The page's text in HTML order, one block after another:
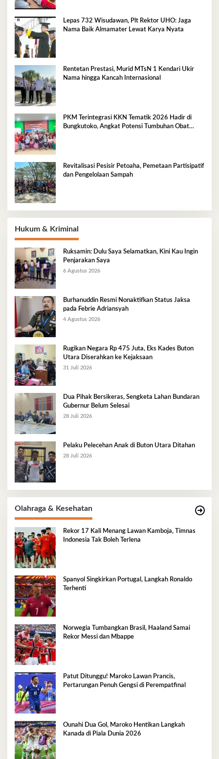
Lepas 732 Wisudawan, Plt Rektor UHO: Jaga
Nama Baik Almamater Lewat Karya Nyata
Rentetan Prestasi, Murid MTsN 1 Kendari Ukir
Nama hingga Kancah Internasional
PKM Terintegrasi KKN Tematik 2026 Hadir di
Bungkutoko, Angkat Potensi Tumbuhan Obat
Revitalisasi Pesisir Petoaha, Pemetaan Partisipatif
dan Pengelolaan Sampah
Hukum & Kriminal
Ruksamin: Dulu Saya Selamatkan, Kini Kau Ingin
Penjarakan Saya
6 Agustus 2026
Burhanuddin Resmi Nonaktifkan Status Jaksa
pada Febrie Adriansyah
4 Agustus 2026
Rugikan Negara Rp 475 Juta, Eks Kades Buton
Utara Diserahkan ke Kejaksaan
31 Juli 2026
Dua Pihak Bersikeras, Sengketa Lahan Bundaran
Gubernur Belum Selesai
28 Juli 2026
Pelaku Pelecehan Anak di Buton Utara Ditahan
28 Juli 2026
Olahraga & Kesehatan
Rekor 17 Kali Menang Lawan Kamboja, Timnas
Indonesia Tak Boleh Terlena
Spanyol Singkirkan Portugal, Langkah Ronaldo
Terhenti
Norwegia Tumbangkan Brasil, Haaland Samai
Rekor Messi dan Mbappe
Patut Ditunggu! Maroko Lawan Prancis,
Pertarungan Penuh Gengsi di Perempatfinal
Ounahi Dua Gol, Maroko Hentikan Langkah
Kanada di Piala Dunia 2026